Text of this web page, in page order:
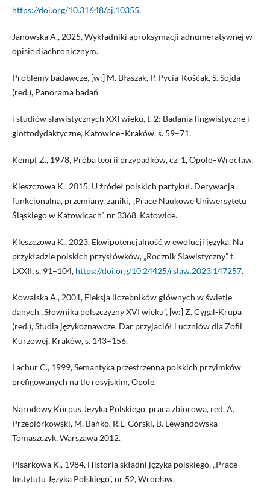
https://doi.org/10.31648/pj.10355.
Janowska A., 2025, Wykładniki aproksymacji adnumeratywnej w
opisie diachronicznym.
Problemy badawcze, [w:] M. Błaszak, P. Pycia-Košćak, S. Sojda
(red.), Panorama badań
i studiów slawistycznych XXI wieku, t. 2: Badania lingwistyczne i
glottodydaktyczne, Katowice–Kraków, s. 59–71.
Kempf Z., 1978, Próba teorii przypadków, cz. 1, Opole–Wrocław.
Kleszczowa K., 2015, U źródeł polskich partykuł. Derywacja
funkcjonalna, przemiany, zaniki, „Prace Naukowe Uniwersytetu
Śląskiego w Katowicach”, nr 3368, Katowice.
Kleszczowa K., 2023, Ekwipotencjalność w ewolucji języka. Na
przykładzie polskich przysłówków, „Rocznik Slawistyczny” t.
LXXII, s. 91–104, https://doi.org/10.24425/rslaw.2023.147257.
Kowalska A., 2001, Fleksja liczebników głównych w świetle
danych „Słownika polszczyzny XVI wieku”, [w:] Z. Cygal-Krupa
(red.), Studia językoznawcze. Dar przyjaciół i uczniów dla Zofii
Kurzowej, Kraków, s. 143–156.
Lachur C., 1999, Semantyka przestrzenna polskich przyimków
prefigowanych na tle rosyjskim, Opole.
Narodowy Korpus Języka Polskiego, praca zbiorowa, red. A.
Przepiórkowski, M. Bańko, R.L. Górski, B. Lewandowska-
Tomaszczyk, Warszawa 2012.
Pisarkowa K., 1984, Historia składni języka polskiego, „Prace
Instytutu Języka Polskiego”, nr 52, Wrocław.